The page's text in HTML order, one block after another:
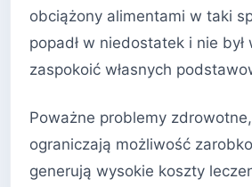
obciążony alimentami w taki
popadł w niedostatek i nie był
zaspokoić własnych
Poważne problemy
ograniczają możliwość
generują wysokie koszty